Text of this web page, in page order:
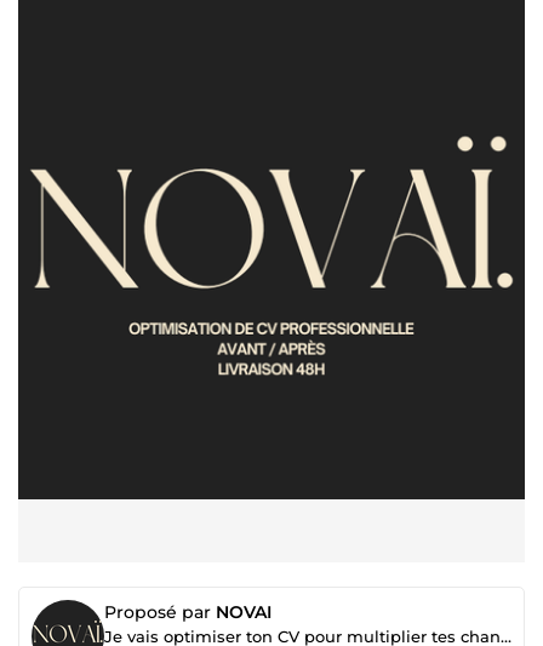
Proposé par NOVAI
Je vais optimiser ton CV pour multiplier tes chances d’entretien